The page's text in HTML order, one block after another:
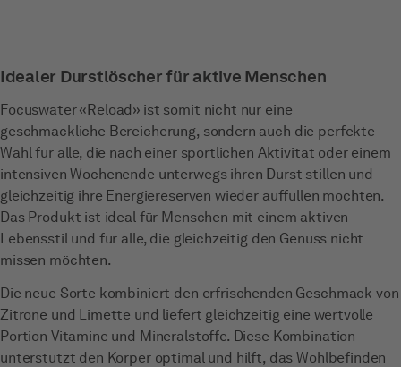
Idealer Durstlöscher für aktive Menschen
Focuswater «Reload» ist somit nicht nur eine
geschmackliche Bereicherung, sondern auch die perfekte
Wahl für alle, die nach einer sportlichen Aktivität oder einem
intensiven Wochenende unterwegs ihren Durst stillen und
gleichzeitig ihre Energiereserven wieder auffüllen möchten.
Das Produkt ist ideal für Menschen mit einem aktiven
Lebensstil und für alle, die gleichzeitig den Genuss nicht
missen möchten.
Die neue Sorte kombiniert den erfrischenden Geschmack von
Zitrone und Limette und liefert gleichzeitig eine wertvolle
Portion Vitamine und Mineralstoffe. Diese Kombination
unterstützt den Körper optimal und hilft, das Wohlbefinden